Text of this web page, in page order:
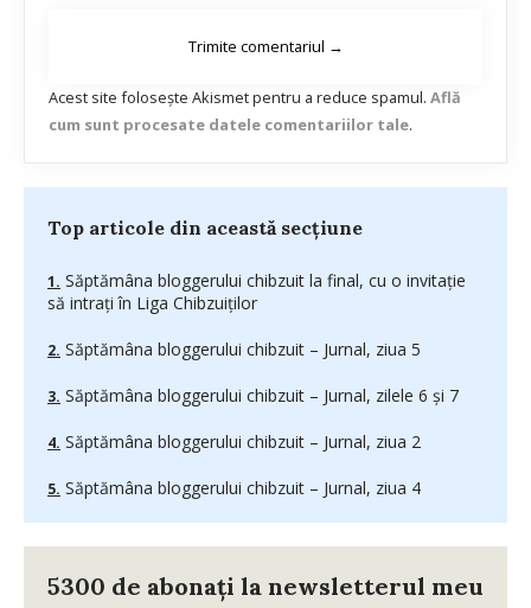
Acest site folosește Akismet pentru a reduce spamul. Află
cum sunt procesate datele comentariilor tale.
Top articole din această secțiune
Săptămâna bloggerului chibzuit la final, cu o invitaţie
să intraţi în Liga Chibzuiţilor
Săptămâna bloggerului chibzuit – Jurnal, ziua 5
Săptămâna bloggerului chibzuit – Jurnal, zilele 6 şi 7
Săptămâna bloggerului chibzuit – Jurnal, ziua 2
Săptămâna bloggerului chibzuit – Jurnal, ziua 4
5300 de abonați la newsletterul meu